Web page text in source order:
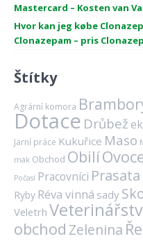
Mastercard – Kosten van
Hvor kan jeg købe
Clonazepam – pris
Štítky
Agrární komora
Dotace Drůbež
Jarní práce Kukuřice Maso
mák Obchod Obilí
Počasí Pracovníci Prasata
Ryby Réva vinná sady
Veletrh
obchod Zelenina